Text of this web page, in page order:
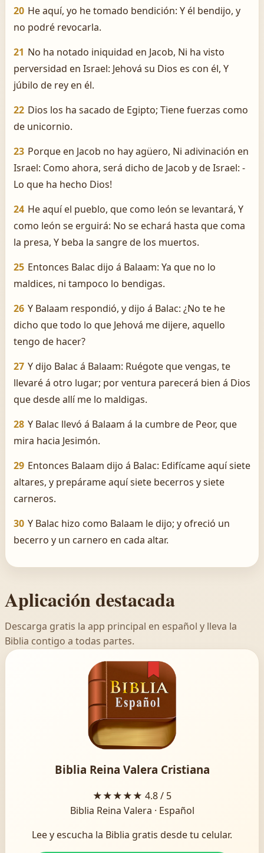
20 He aquí, yo he tomado bendición: Y él bendijo, y
no podré revocarla.
21 No ha notado iniquidad en Jacob, Ni ha visto
perversidad en Israel: Jehová su Dios es con él, Y
júbilo de rey en él.
22 Dios los ha sacado de Egipto; Tiene fuerzas como
de unicornio.
23 Porque en Jacob no hay agüero, Ni adivinación en
Israel: Como ahora, será dicho de Jacob y de Israel: ­
Lo que ha hecho Dios!
24 He aquí el pueblo, que como león se levantará, Y
como león se erguirá: No se echará hasta que coma
la presa, Y beba la sangre de los muertos.
25 Entonces Balac dijo á Balaam: Ya que no lo
maldices, ni tampoco lo bendigas.
26 Y Balaam respondió, y dijo á Balac: ¿No te he
dicho que todo lo que Jehová me dijere, aquello
tengo de hacer?
27 Y dijo Balac á Balaam: Ruégote que vengas, te
llevaré á otro lugar; por ventura parecerá bien á Dios
que desde allí me lo maldigas.
28 Y Balac llevó á Balaam á la cumbre de Peor, que
mira hacia Jesimón.
29 Entonces Balaam dijo á Balac: Edifícame aquí siete
altares, y prepárame aquí siete becerros y siete
carneros.
30 Y Balac hizo como Balaam le dijo; y ofreció un
becerro y un carnero en cada altar.
Aplicación destacada
Descarga gratis la app principal en español y lleva la
Biblia contigo a todas partes.
Biblia Reina Valera Cristiana
★★★★★ 4.8 / 5
Biblia Reina Valera · Español
Lee y escucha la Biblia gratis desde tu celular.